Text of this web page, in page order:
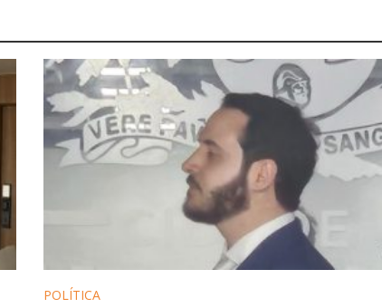
POLÍTICA